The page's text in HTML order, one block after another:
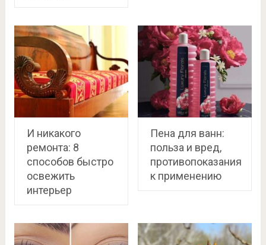
И никакого
ремонта: 8
способов быстро
освежить
интерьер
Пена для ванн:
польза и вред,
противопоказания
к применению